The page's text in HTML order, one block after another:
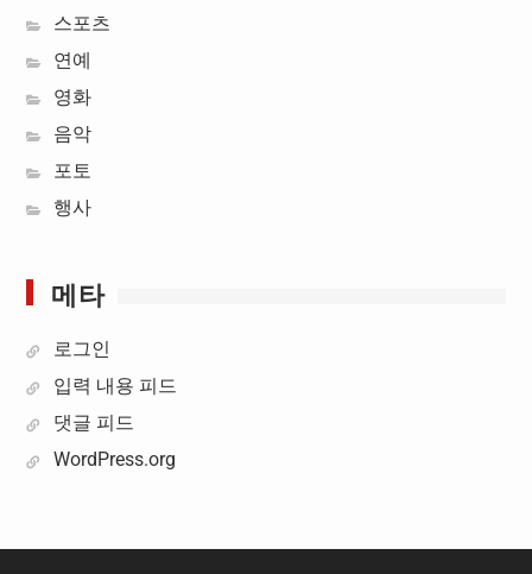
스포츠
연예
영화
음악
포토
행사
메타
로그인
입력 내용 피드
댓글 피드
WordPress.org